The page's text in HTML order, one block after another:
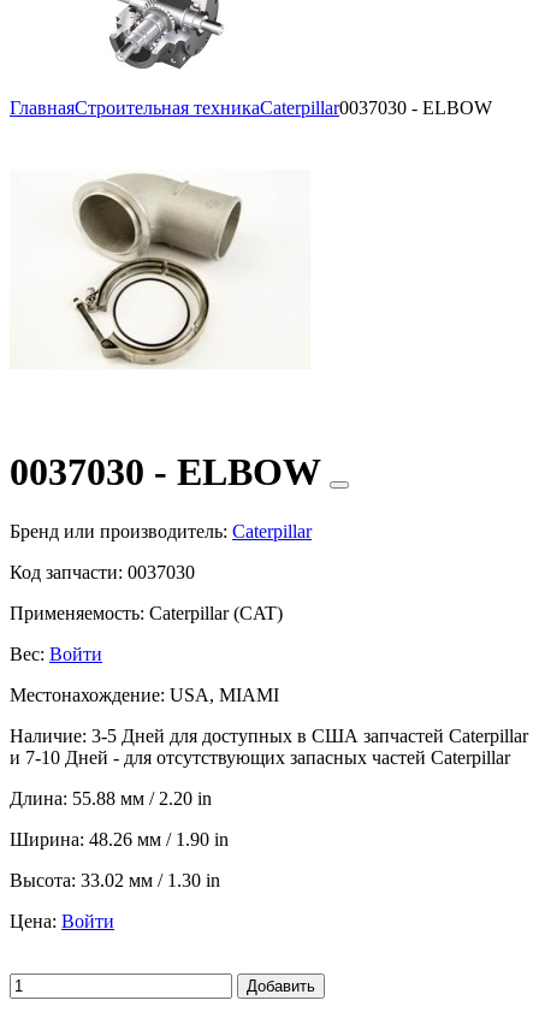
ГлавнаяСтроительная техникаCaterpillar0037030 - ELBOW
0037030 - ELBOW
Бренд или производитель: Caterpillar
Код запчасти: 0037030
Применяемость: Caterpillar (CAT)
Вес: Войти
Местонахождение: USA, MIAMI
Наличие: 3-5 Дней для доступных в США запчастей Caterpillar
и 7-10 Дней - для отсутствующих запасных частей Caterpillar
Длина: 55.88 мм / 2.20 in
Ширина: 48.26 мм / 1.90 in
Высота: 33.02 мм / 1.30 in
Цена: Войти
Добавить